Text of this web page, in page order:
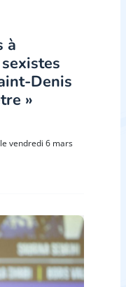
à
Denis
»
vendredi 6 mars